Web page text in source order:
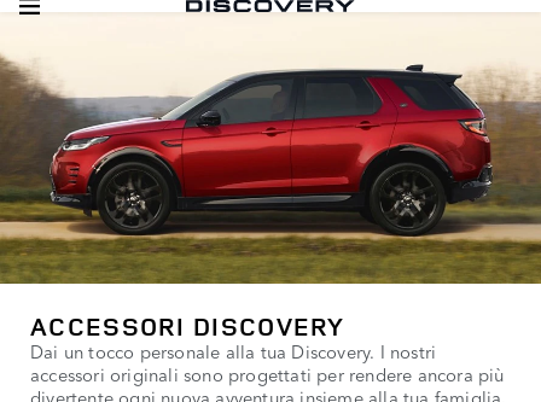
ACCESSORI DISCOVERY
Dai un tocco personale alla tua Discovery. I nostri
accessori originali sono progettati per rendere ancora più
divertente ogni nuova avventura insieme alla tua famiglia.